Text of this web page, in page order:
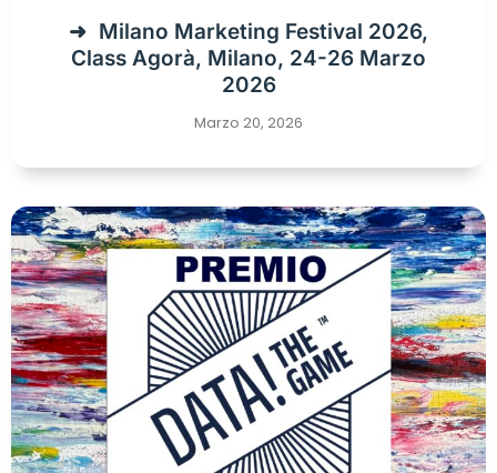
Milano Marketing Festival 2026,
Class Agorà, Milano, 24-26 Marzo
2026
Marzo 20, 2026